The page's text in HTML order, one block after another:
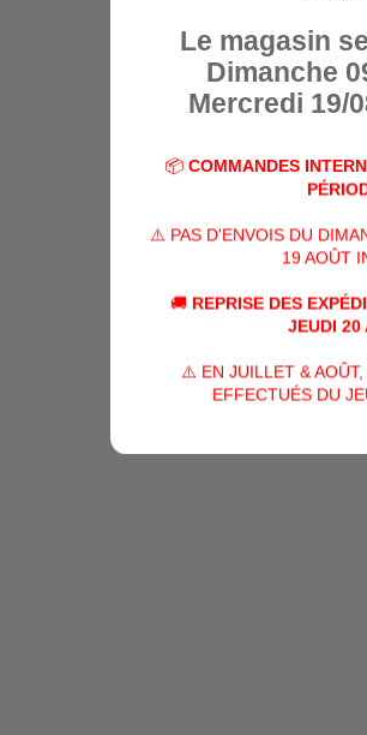
Le magasin
Dimanche
Mercredi 19/
📦 COMMANDES
⚠️ PAS D'ENVOIS DU
19 AOÛT
🚚 REPRISE DES
JEUDI 20
⚠️ EN JUILLET &
EFFECTUÉS DU